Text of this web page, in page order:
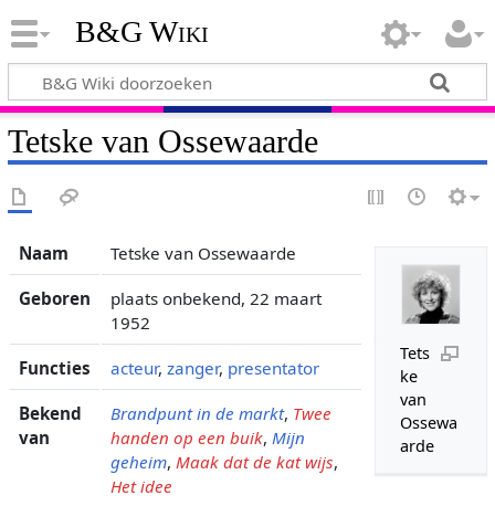
B&G Wiki
Tetske van Ossewaarde
Tets
ke
van
Ossewa
arde
Naam Tetske van Ossewaarde
Geboren
plaats onbekend, 22 maart
1952
Functies acteur, zanger, presentator
Bekend
van
Brandpunt in de markt, Twee
handen op een buik, Mijn
geheim, Maak dat de kat wijs,
Het idee